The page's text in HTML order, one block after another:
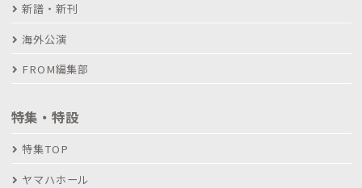
新譜・新刊
海外公演
FROM編集部
特集・特設
特集TOP
ヤマハホール